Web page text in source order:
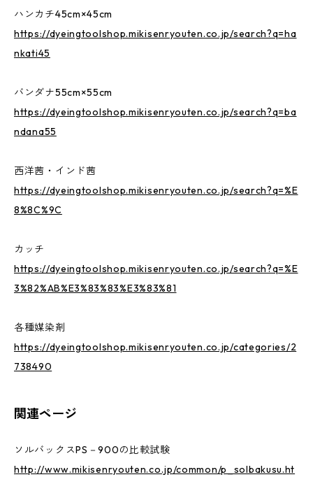
ハンカチ45cm×45cm
https://dyeingtoolshop.mikisenryouten.co.jp/search?q=ha
nkati45
バンダナ55cm×55cm
https://dyeingtoolshop.mikisenryouten.co.jp/search?q=ba
ndana55
西洋茜・インド茜
https://dyeingtoolshop.mikisenryouten.co.jp/search?q=%E
8%8C%9C
カッチ
https://dyeingtoolshop.mikisenryouten.co.jp/search?q=%E
3%82%AB%E3%83%83%E3%83%81
各種媒染剤
https://dyeingtoolshop.mikisenryouten.co.jp/categories/2
738490
関連ページ
ソルバックスPS－900の比較試験
http://www.mikisenryouten.co.jp/common/p_solbakusu.ht